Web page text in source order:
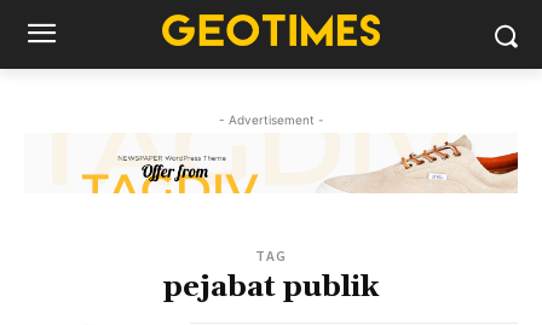
- Advertisement -
TAG
pejabat publik